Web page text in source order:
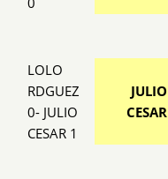
LOLO
RDGUEZ
0- JULIO
CESAR 1
JULIO
CESAR